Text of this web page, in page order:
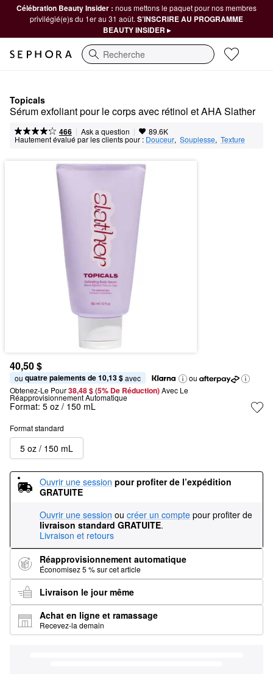
Célébration Beauty Insider : nous mettons le paquet pour nos membres
privilégié(e)s du 1er au 31 août. S’INSCRIRE AU PROGRAMME
BEAUTY INSIDER ▸
Recherche
Topicals
Sérum exfoliant pour le corps avec rétinol et AHA Slather
466 | Ask a question | 89.6K
Hautement évalué par les clients pour : Douceur, Souplesse, Texture
40,50 $
ou quatre paiements de 10,13 $ avec
ou
Obtenez-Le Pour38,48 $ (5% De Réduction) Avec Le
Réapprovisionnement Automatique
Format: 5 oz / 150 mL
Format standard
5 oz / 150 mL
Ouvrir une session pour profiter de l’expédition
GRATUITE
Ouvrir une session ou créer un compte pour profiter de
livraison standard GRATUITE.
Livraison et retours
Réapprovisionnement automatique
Économisez 5 % sur cet article
Livraison le jour même
Achat en ligne et ramassage
Recevez-la demain